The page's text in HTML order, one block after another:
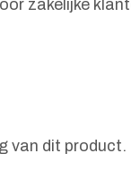
zakelijke
van dit product.